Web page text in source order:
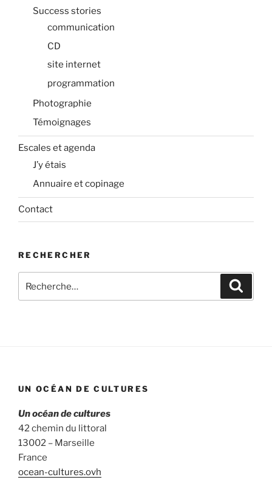
Success stories
communication
CD
site internet
programmation
Photographie
Témoignages
Escales et agenda
J’y étais
Annuaire et copinage
Contact
RECHERCHER
pour
UN OCÉAN DE CULTURES
Un océan de cultures
42 chemin du littoral
13002 – Marseille
France
ocean-cultures.ovh